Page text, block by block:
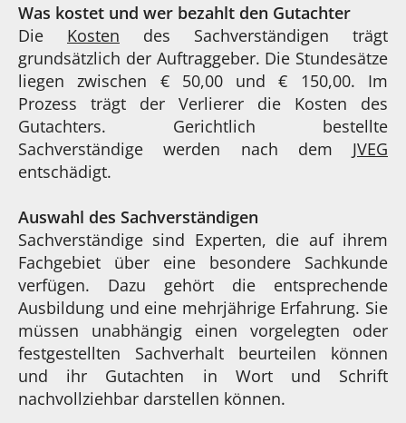
Was kostet und wer bezahlt den Gutachter
Die Kosten des Sachverständigen trägt
grundsätzlich der Auftraggeber. Die Stundesätze
liegen zwischen € 50,00 und € 150,00. Im
Prozess trägt der Verlierer die Kosten des
Gutachters. Gerichtlich bestellte
Sachverständige werden nach dem JVEG
entschädigt.
Auswahl des Sachverständigen
Sachverständige sind Experten, die auf ihrem
Fachgebiet über eine besondere Sachkunde
verfügen. Dazu gehört die entsprechende
Ausbildung und eine mehrjährige Erfahrung. Sie
müssen unabhängig einen vorgelegten oder
festgestellten Sachverhalt beurteilen können
und ihr Gutachten in Wort und Schrift
nachvollziehbar darstellen können.